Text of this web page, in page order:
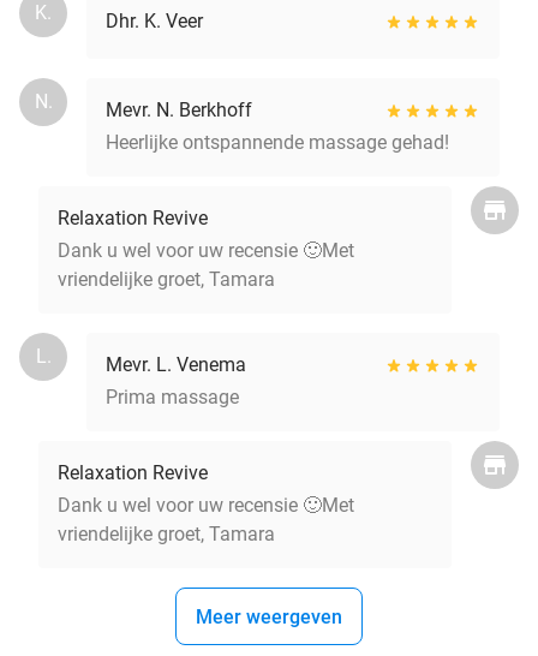
K. Dhr. K. Veer
N.
Mevr. N. Berkhoff
Heerlijke ontspannende massage gehad!
Relaxation Revive
Dank u wel voor uw recensie 🙂Met
vriendelijke groet, Tamara
L.
Mevr. L. Venema
Prima massage
Relaxation Revive
Dank u wel voor uw recensie 🙂Met
vriendelijke groet, Tamara
Meer weergeven